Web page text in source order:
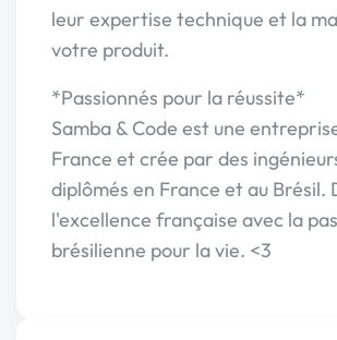
leur expertise technique et la
votre produit.
*Passionnés pour la réussite*
Samba & Code est une
France et crée par des
diplômés en France et au Brésil.
l'excellence française avec la
brésilienne pour la vie. <3